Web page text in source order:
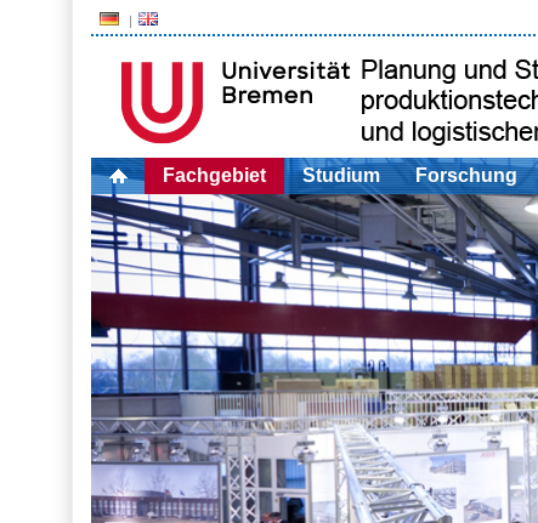
Fachgebiet Studium Forschung